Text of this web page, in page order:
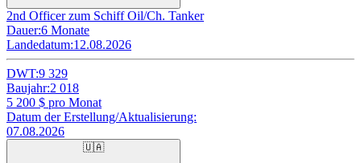
2nd Officer zum Schiff Oil/Ch. Tanker
Dauer:6 Monate
Landedatum:12.08.2026
DWT:9 329
Baujahr:2 018
5 200 $ pro Monat
Datum der Erstellung/Aktualisierung:
07.08.2026
🇺🇦